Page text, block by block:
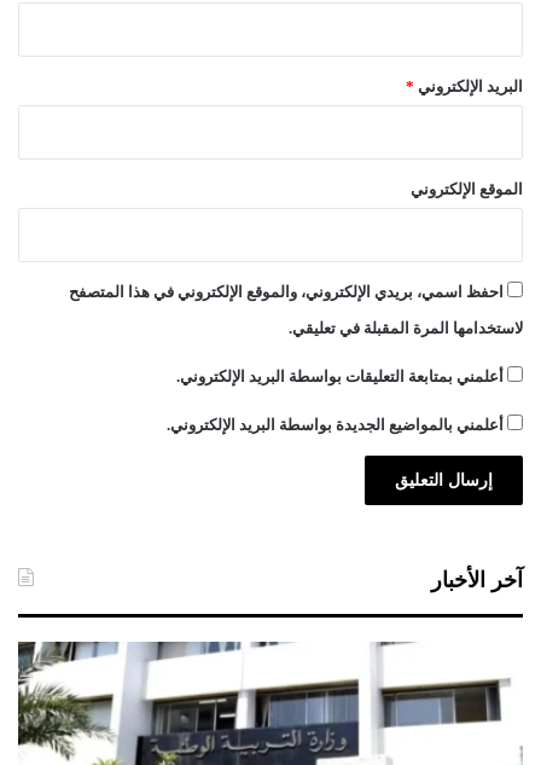
البريد الإلكتروني *
الموقع الإلكتروني
احفظ اسمي، بريدي الإلكتروني، والموقع الإلكتروني في هذا المتصفح
لاستخدامها المرة المقبلة في تعليقي.
أعلمني بمتابعة التعليقات بواسطة البريد الإلكتروني.
أعلمني بالمواضيع الجديدة بواسطة البريد الإلكتروني.
آخر الأخبار